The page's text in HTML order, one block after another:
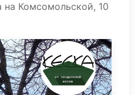
на Комсомольской, 10